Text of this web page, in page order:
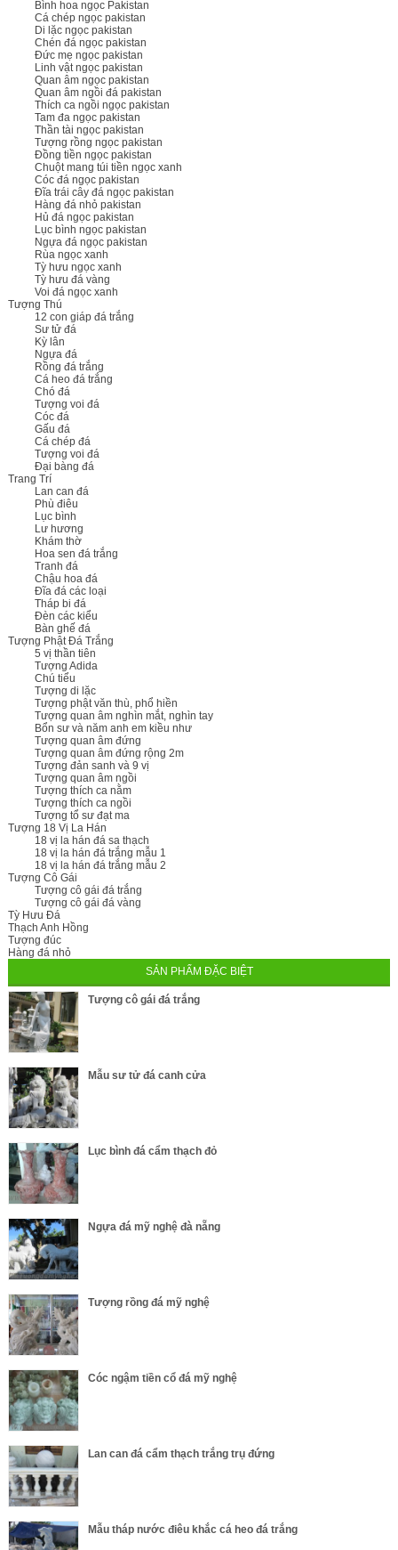
Bình hoa ngọc Pakistan
Cá chép ngọc pakistan
Di lặc ngọc pakistan
Chén đá ngọc pakistan
Đức mẹ ngọc pakistan
Linh vật ngọc pakistan
Quan âm ngọc pakistan
Quan âm ngồi đá pakistan
Thích ca ngồi ngọc pakistan
Tam đa ngọc pakistan
Thần tài ngọc pakistan
Tượng rồng ngọc pakistan
Đồng tiền ngọc pakistan
Chuột mang túi tiền ngọc xanh
Cóc đá ngọc pakistan
Đĩa trái cây đá ngọc pakistan
Hàng đá nhỏ pakistan
Hủ đá ngọc pakistan
Lục bình ngọc pakistan
Ngựa đá ngọc pakistan
Rùa ngọc xanh
Tỳ hưu ngọc xanh
Tỳ hưu đá vàng
Voi đá ngọc xanh
Tượng Thú
12 con giáp đá trắng
Sư tử đá
Kỳ lân
Ngựa đá
Rồng đá trắng
Cá heo đá trắng
Chó đá
Tượng voi đá
Cóc đá
Gấu đá
Cá chép đá
Tượng voi đá
Đại bàng đá
Trang Trí
Lan can đá
Phù điêu
Lục bình
Lư hương
Khám thờ
Hoa sen đá trắng
Tranh đá
Chậu hoa đá
Đĩa đá các loại
Tháp bi đá
Đèn các kiểu
Bàn ghế đá
Tượng Phật Đá Trắng
5 vị thần tiên
Tượng Adida
Chú tiểu
Tượng di lặc
Tượng phật văn thù, phổ hiền
Tượng quan âm nghìn mắt, nghìn tay
Bổn sư và năm anh em kiều như
Tượng quan âm đứng
Tượng quan âm đứng rộng 2m
Tượng đản sanh và 9 vị
Tượng quan âm ngồi
Tượng thích ca nằm
Tượng thích ca ngồi
Tượng tổ sư đạt ma
Tượng 18 Vị La Hán
18 vị la hán đá sa thạch
18 vị la hán đá trắng mẫu 1
18 vị la hán đá trắng mẫu 2
Tượng Cô Gái
Tượng cô gái đá trắng
Tượng cô gái đá vàng
Tỳ Hưu Đá
Thạch Anh Hồng
Tượng đúc
Hàng đá nhỏ
SẢN PHẨM ĐẶC BIỆT
Tượng cô gái đá trắng
Mẫu sư tử đá canh cửa
Lục bình đá cẩm thạch đỏ
Ngựa đá mỹ nghệ đà nẵng
Tượng rồng đá mỹ nghệ
Cóc ngậm tiền cổ đá mỹ nghệ
Lan can đá cẩm thạch trắng trụ đứng
Mẫu tháp nước điêu khắc cá heo đá trắng